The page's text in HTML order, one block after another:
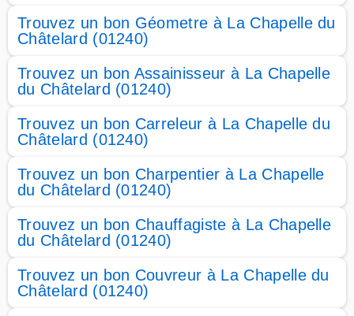
Trouvez un bon Géometre à La Chapelle du
Châtelard (01240)
Trouvez un bon Assainisseur à La Chapelle
du Châtelard (01240)
Trouvez un bon Carreleur à La Chapelle du
Châtelard (01240)
Trouvez un bon Charpentier à La Chapelle
du Châtelard (01240)
Trouvez un bon Chauffagiste à La Chapelle
du Châtelard (01240)
Trouvez un bon Couvreur à La Chapelle du
Châtelard (01240)